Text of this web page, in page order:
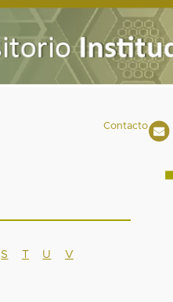
Contacto
S T U
V